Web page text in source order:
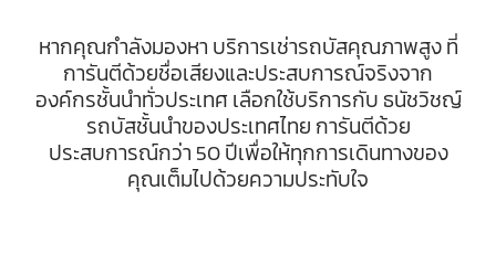
หากคุณกำลังมองหา บริการเช่ารถบัสคุณภาพสูง ที่
การันตีด้วยชื่อเสียงและประสบการณ์จริงจาก
องค์กรชั้นนำทั่วประเทศ เลือกใช้บริการกับ ธนัชวิชญ์
รถบัสชั้นนำของประเทศไทย การันตีด้วย
ประสบการณ์กว่า 50 ปีเพื่อให้ทุกการเดินทางของ
คุณเต็มไปด้วยความประทับใจ